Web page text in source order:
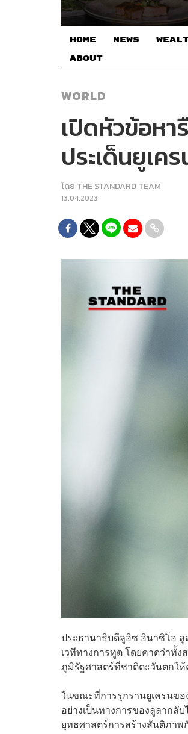
HOME NEWS
ABOUT
WORLD
เปิดหัวข้อห
ประเด็นยูเค
โดย THE STANDARD TEAM
13.04.2023
ประธานาธิบดีลูอิซ อินาซิโอ
เวทีทางการทูต โดยคาดว่าทั้ง
ภูมิรัฐศาสตร์ที่ชาติตะวันตกใ
ในขณะที่การรุกรานยูเครนขอ
อย่างเป็นทางการของลูลากลั
ยุทธศาสตร์การสร้างสันติภา